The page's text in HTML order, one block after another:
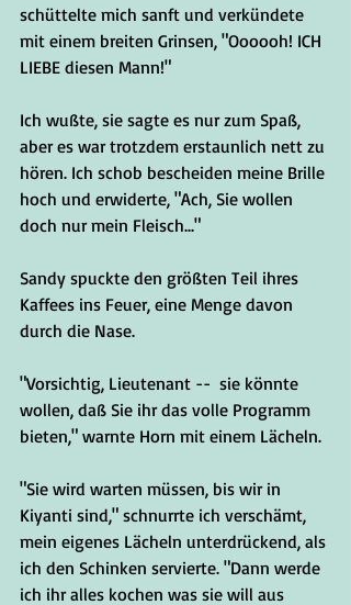
schüttelte mich sanft und verkündete
mit einem breiten Grinsen, "Oooooh! ICH
LIEBE diesen Mann!"
Ich wußte, sie sagte es nur zum Spaß,
aber es war trotzdem erstaunlich nett zu
hören. Ich schob bescheiden meine Brille
hoch und erwiderte, "Ach, Sie wollen
doch nur mein Fleisch..."
Sandy spuckte den größten Teil ihres
Kaffees ins Feuer, eine Menge davon
durch die Nase.
"Vorsichtig, Lieutenant --  sie könnte
wollen, daß Sie ihr das volle Programm
bieten," warnte Horn mit einem Lächeln.
"Sie wird warten müssen, bis wir in
Kiyanti sind," schnurrte ich verschämt,
mein eigenes Lächeln unterdrückend, als
ich den Schinken servierte. "Dann werde
ich ihr alles kochen was sie will aus